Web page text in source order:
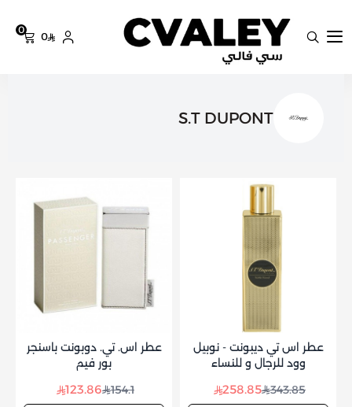
سي فالي
0
0
S.T DUPONT
عطر اس تي ديبونت - نوبيل
وود للرجال و للنساء
343.85
258.85
عطر اس. تي. دوبونت باسنجر
بور فيم
154.1
123.86